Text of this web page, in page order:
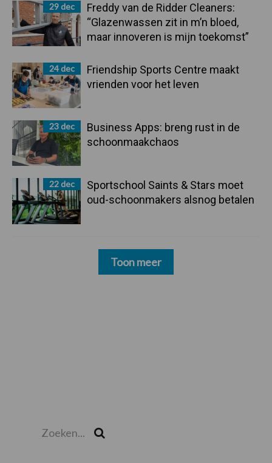
29 dec
Freddy van de Ridder Cleaners:
“Glazenwassen zit in m’n bloed,
maar innoveren is mijn toekomst”
24 dec
Friendship Sports Centre maakt
vrienden voor het leven
23 dec
Business Apps: breng rust in de
schoonmaakchaos
22 dec
Sportschool Saints & Stars moet
oud-schoonmakers alsnog betalen
Toon meer